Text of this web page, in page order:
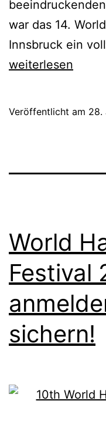
war das 14.
Innsbruck ein
weiterlesen
Veröffentlicht am 28.
World
Festival
sichern!